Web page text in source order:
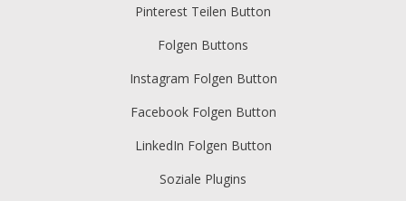
Pinterest Teilen Button
Folgen Buttons
Instagram Folgen Button
Facebook Folgen Button
LinkedIn Folgen Button
Soziale Plugins